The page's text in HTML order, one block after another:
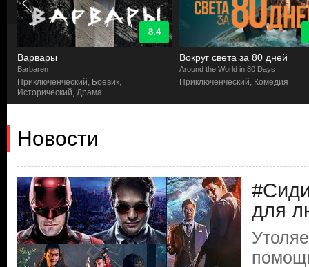
8.4
Варвары
Barbaren
Приключенческий, Боевик,
Исторический, Драма
Вокруг света за 80 дней
Around the World in 80 Days
Приключенческий, Комедия
Новости
для